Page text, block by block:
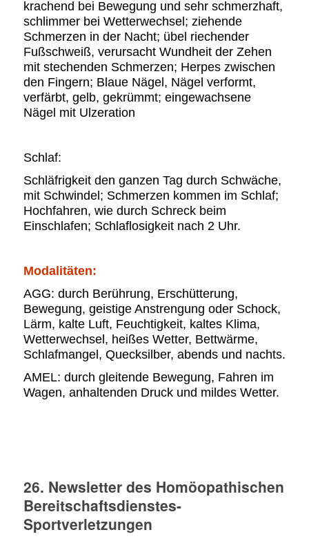
krachend bei Bewegung und sehr schmerzhaft,
schlimmer bei Wetterwechsel; ziehende
Schmerzen in der Nacht; übel riechender
Fußschweiß, verursacht Wundheit der Zehen
mit stechenden Schmerzen; Herpes zwischen
den Fingern; Blaue Nägel, Nägel verformt,
verfärbt, gelb, gekrümmt; eingewachsene
Nägel mit Ulzeration
Schlaf:
Schläfrigkeit den ganzen Tag durch Schwäche,
mit Schwindel; Schmerzen kommen im Schlaf;
Hochfahren, wie durch Schreck beim
Einschlafen; Schlaflosigkeit nach 2 Uhr.
Modalitäten:
AGG: durch Berührung, Erschütterung,
Bewegung, geistige Anstrengung oder Schock,
Lärm, kalte Luft, Feuchtigkeit, kaltes Klima,
Wetterwechsel, heißes Wetter, Bettwärme,
Schlafmangel, Quecksilber, abends und nachts.
AMEL: durch gleitende Bewegung, Fahren im
Wagen, anhaltenden Druck und mildes Wetter.
26. Newsletter des Homöopathischen
Bereitschaftsdienstes-
Sportverletzungen